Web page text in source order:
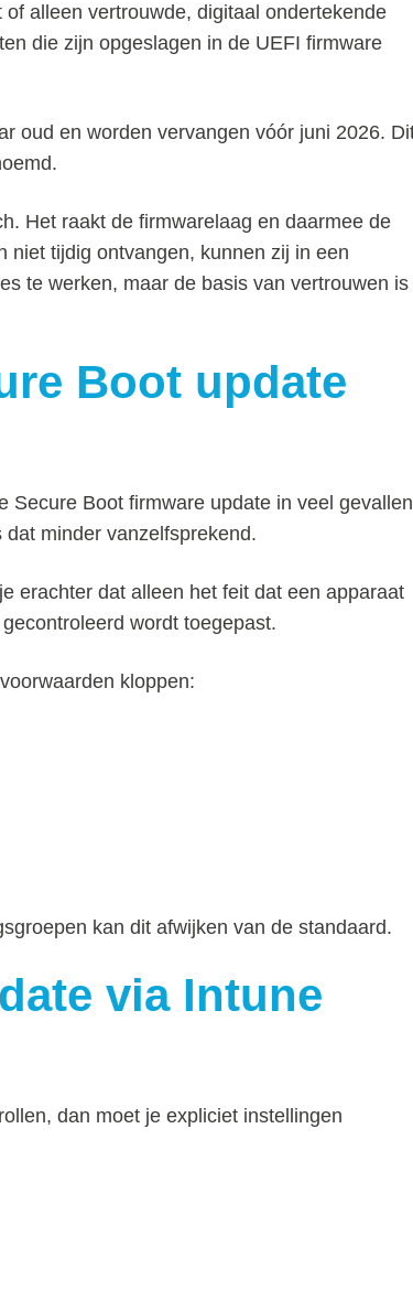
alleen vertrouwde, digitaal ondertekende
die zijn opgeslagen in de UEFI firmware
oud en worden vervangen vóór juni 2026.
Het raakt de firmwarelaag en daarmee de
niet tijdig ontvangen, kunnen zij in een
te werken, maar de basis van vertrouwen is
Boot update
Secure Boot firmware update in veel gevallen
minder vanzelfsprekend.
erachter dat alleen het feit dat een apparaat
wordt toegepast.
kloppen:
kan dit afwijken van de standaard.
via Intune
dan moet je expliciet instellingen